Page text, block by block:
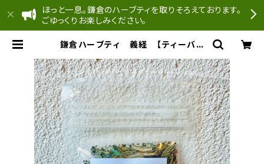
ほっと一息。鎌倉のハーブティを取りそろえております。
ごゆっくりお楽しみください。
鎌倉ハーブティ 義経 【ティーバッ